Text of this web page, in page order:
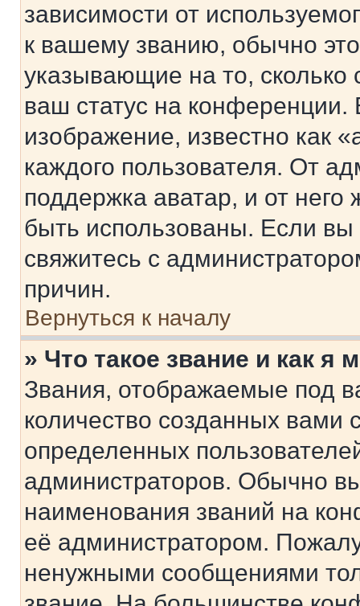
зависимости от
к вашему званию, обычно это
указывающие на то,
ваш статус на
изображение, известно как
каждого пользователя. От
поддержка аватар, и от него
быть использованы. Если
свяжитесь с
причин.
Вернуться к началу
» Что такое звание и как я
Звания, отображаемые под
количество созданных
определенных
администраторов. Обычно
наименования званий на
её администратором.
ненужными сообщениями